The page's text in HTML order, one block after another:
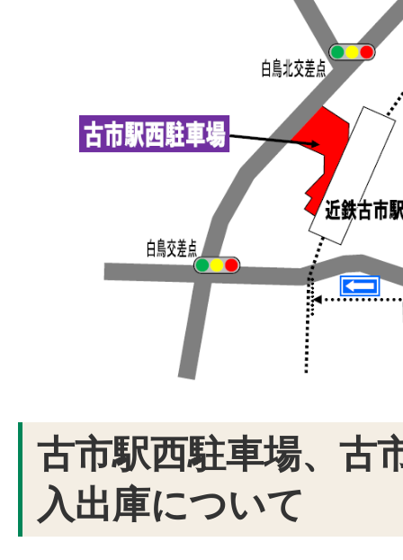
古市駅西駐車場、古
入出庫について